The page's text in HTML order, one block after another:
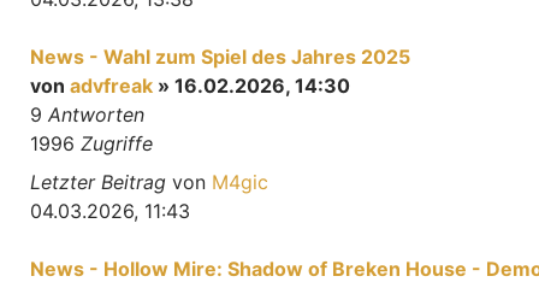
News - Wahl zum Spiel des Jahres 2025
von advfreak » 16.02.2026, 14:30
9 Antworten
1996 Zugriffe
Letzter Beitrag von M4gic
04.03.2026, 11:43
News - Hollow Mire: Shadow of Breken House -